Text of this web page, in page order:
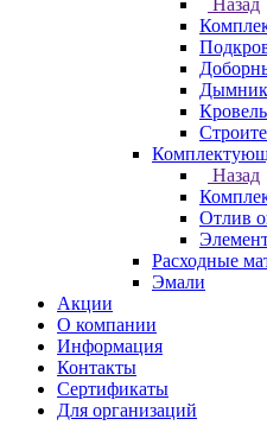
Назад
Отлив
Расходные
Эмали
Акции
О компании
Информация
Контакты
Сертификаты
Для организаций